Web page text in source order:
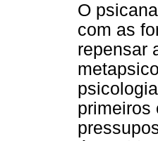
O
com as
repensar
primeiros